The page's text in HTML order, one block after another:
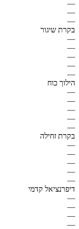
—
—
—
בקרת שיגור
—
—
—
—
—
הילוך כוח
—
—
—
—
—
בקרת זחילה
—
—
—
—
—
דיפרנציאל קדמי
—
—
—
—